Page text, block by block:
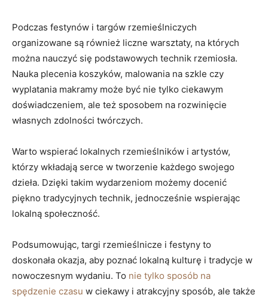
Podczas‌ festynów i targów rzemieślniczych
organizowane są również liczne warsztaty, na których
można nauczyć się podstawowych technik rzemiosła.
⁤Nauka plecenia koszyków, malowania⁣ na szkle czy⁢
wyplatania ‌makramy może być nie tylko ciekawym
⁤doświadczeniem, ale też sposobem na rozwinięcie
własnych zdolności twórczych.
Warto wspierać lokalnych rzemieślników i artystów,
którzy wkładają serce w tworzenie każdego swojego
dzieła. Dzięki takim wydarzeniom możemy docenić
piękno tradycyjnych technik, ‍jednocześnie wspierając
lokalną społeczność.
Podsumowując,​ targi rzemieślnicze i festyny to
doskonała okazja, aby poznać lokalną ⁤kulturę i tradycje w
nowoczesnym⁤ wydaniu. To nie tylko sposób na
spędzenie czasu w ciekawy i atrakcyjny sposób, ale także